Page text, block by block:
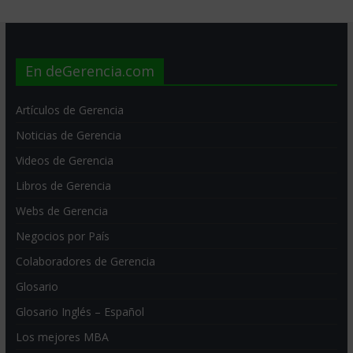
En deGerencia.com
Artículos de Gerencia
Noticias de Gerencia
Videos de Gerencia
Libros de Gerencia
Webs de Gerencia
Negocios por País
Colaboradores de Gerencia
Glosario
Glosario Inglés – Español
Los mejores MBA